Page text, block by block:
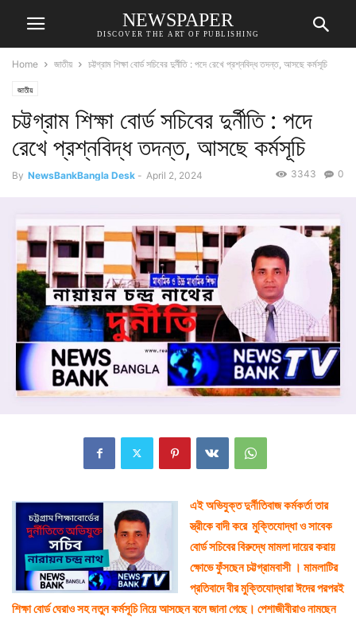
NEWSPAPER
DISCOVER THE ART OF PUBLISHING
Home জাতীয় চট্টগ্রাম শিক্ষা বোর্ড সচিবের দুর্নীতি : পদে রেখে প্রশ্নবিদ্ধ তদন্ত, আসছে কর্মসূচি
জাতীয়
চট্টগ্রাম শিক্ষা বোর্ড সচিবের দুর্নীতি : পদে
রেখে প্রশ্নবিদ্ধ তদন্ত, আসছে কর্মসূচি
By NewsBankBangla Desk - April 2, 2024 0
3343
এই অভিযুক্ত দুর্নীতিবাজ কর্মকর্তা তার
স্ত্রীকে বাদী করে মুক্তিযোদ্ধা ও সাবেক
বোর্ড সচিবের বিরুদ্ধে মামলা দায়ের করায়
ক্ষোভে ফুঁসছেন চট্টগ্রামবাসী । মামলাটির
প্রতিবাদে বীর মুক্তিযোদ্ধারা ঈদের পরপরই
শিক্ষা বোর্ড ঘেরাও সহ নতুন কর্মসূচি নিয়ে আসছেন বলে জানা গেছে। ‌পেশাজীবীরাও নামছেন